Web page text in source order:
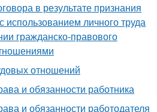
в результате признания
личного труда
гражданско-правового
отношений
и обязанности работника
и обязанности работодателя